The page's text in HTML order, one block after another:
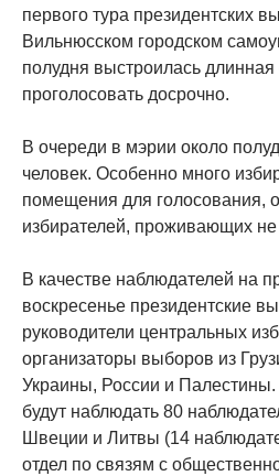
первого тура президентских
Вильнюсском городском
полудня выстроилась
проголосовать досрочно.
В очереди в мэрии около
человек. Особенно много
помещения для голосования,
избирателей, проживающих
В качестве наблюдателей на
воскресенье президентские
руководители центральных
организаторы выборов из
Украины, России и
будут наблюдать 80
Швеции и Литвы (14
отдел по связям с